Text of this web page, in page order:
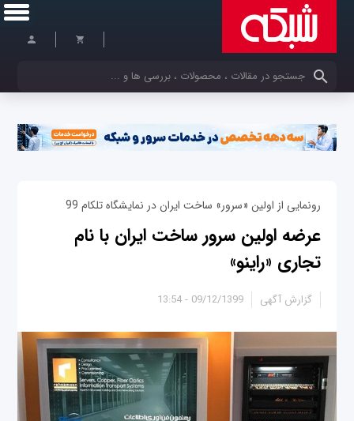
کلمات کلیدی خود را وارد کنید
رونمایی از اولین «سرور» ساخت ایران در نمایشگاه تلکام 99
عرضه اولین سرور ساخت ایران با نام
تجاری «راینو»
09/12/1399 - 13:54 گزارش آگهی